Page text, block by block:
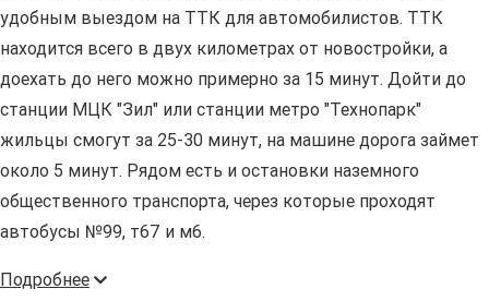
удобным выездом на ТТК для автомобилистов. ТТК
находится всего в двух километрах от новостройки, а
доехать до него можно примерно за 15 минут. Дойти до
станции МЦК "Зил" или станции метро "Технопарк"
жильцы смогут за 25-30 минут, на машине дорога займет
около 5 минут. Рядом есть и остановки наземного
общественного транспорта, через которые проходят
автобусы №99, т67 и м6.
Подробнее